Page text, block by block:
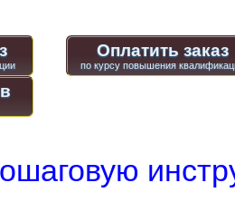
Оплатить заказ